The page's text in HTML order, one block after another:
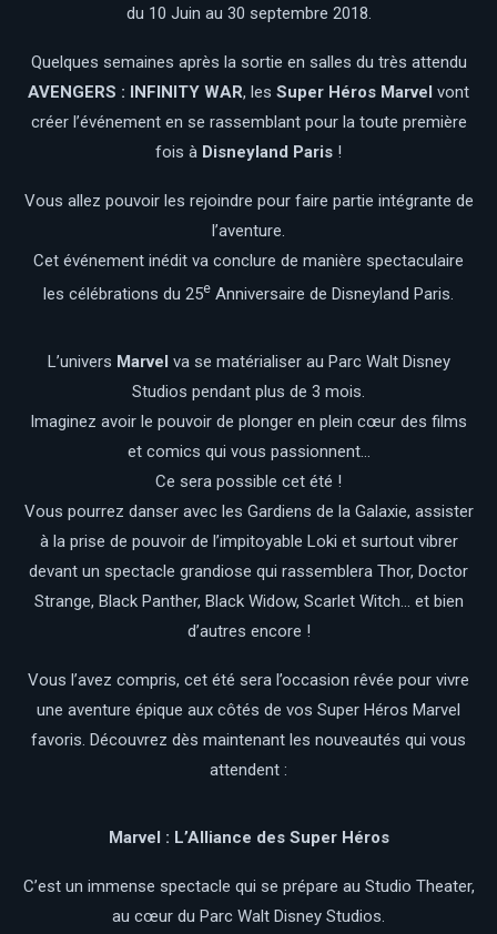
du 10 Juin au 30 septembre 2018.
Quelques semaines après la sortie en salles du très attendu
AVENGERS : INFINITY WAR, les Super Héros Marvel vont
créer l’événement en se rassemblant pour la toute première
fois à Disneyland Paris !
Vous allez pouvoir les rejoindre pour faire partie intégrante de
l’aventure.
Cet événement inédit va conclure de manière spectaculaire
les célébrations du 25e Anniversaire de Disneyland Paris.
L’univers Marvel va se matérialiser au Parc Walt Disney
Studios pendant plus de 3 mois.
Imaginez avoir le pouvoir de plonger en plein cœur des films
et comics qui vous passionnent…
Ce sera possible cet été !
Vous pourrez danser avec les Gardiens de la Galaxie, assister
à la prise de pouvoir de l’impitoyable Loki et surtout vibrer
devant un spectacle grandiose qui rassemblera Thor, Doctor
Strange, Black Panther, Black Widow, Scarlet Witch… et bien
d’autres encore !
Vous l’avez compris, cet été sera l’occasion rêvée pour vivre
une aventure épique aux côtés de vos Super Héros Marvel
favoris. Découvrez dès maintenant les nouveautés qui vous
attendent :
Marvel : L’Alliance des Super Héros
C’est un immense spectacle qui se prépare au Studio Theater,
au cœur du Parc Walt Disney Studios.